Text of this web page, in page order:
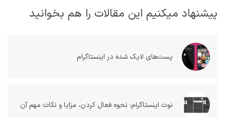
پیشنهاد میکنیم این مقالات را هم بخوانید
پست‌های لایک شده در اینستاگرام
نوت اینستاگرام: نحوه فعال کردن، مزایا و نکات مهم آن